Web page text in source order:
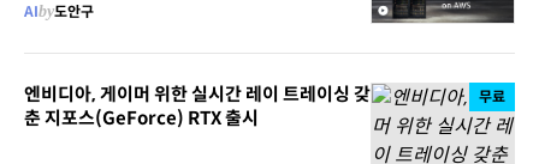
AIby도안구
엔비디아, 게이머 위한 실시간 레이 트레이싱 갖
춘 지포스(GeForce) RTX 출시
무료